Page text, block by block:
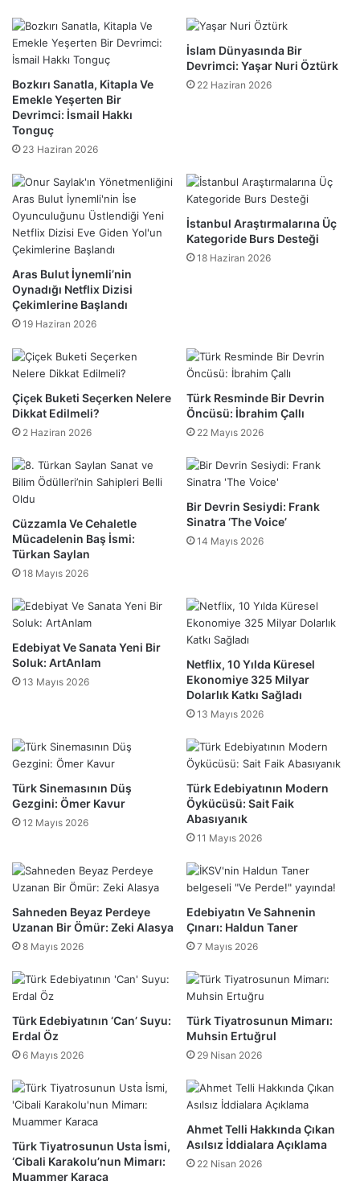
​Bozkırı Sanatla, Kitapla Ve
Emekle Yeşerten Bir
Devrimci: İsmail Hakkı
Tonguç
23 Haziran 2026
​İslam Dünyasında Bir
Devrimci: Yaşar Nuri Öztürk
22 Haziran 2026
Aras Bulut İynemli’nin
Oynadığı Netflix Dizisi
Çekimlerine Başlandı
19 Haziran 2026
İstanbul Araştırmalarına Üç
Kategoride Burs Desteği
18 Haziran 2026
Çiçek Buketi Seçerken Nelere
Dikkat Edilmeli?
2 Haziran 2026
Türk Resminde Bir Devrin
Öncüsü: İbrahim Çallı
22 Mayıs 2026
Cüzzamla Ve Cehaletle
Mücadelenin Baş İsmi:
Türkan Saylan
18 Mayıs 2026
Bir Devrin Sesiydi: Frank
Sinatra ‘The Voice’
14 Mayıs 2026
Edebiyat Ve Sanata Yeni Bir
Soluk: ArtAnlam
13 Mayıs 2026
Netflix, 10 Yılda Küresel
Ekonomiye 325 Milyar
Dolarlık Katkı Sağladı
13 Mayıs 2026
Türk Sinemasının Düş
Gezgini: Ömer Kavur
12 Mayıs 2026
Türk Edebiyatının Modern
Öykücüsü: Sait Faik
Abasıyanık
11 Mayıs 2026
Sahneden Beyaz Perdeye
Uzanan Bir Ömür: Zeki Alasya
8 Mayıs 2026
Edebiyatın Ve Sahnenin
Çınarı: Haldun Taner
7 Mayıs 2026
Türk Edebiyatının ‘Can’ Suyu:
Erdal Öz
6 Mayıs 2026
Türk Tiyatrosunun Mimarı:
Muhsin Ertuğrul
29 Nisan 2026
Türk Tiyatrosunun Usta İsmi,
‘Cibali Karakolu’nun Mimarı:
Muammer Karaca
Ahmet Telli Hakkında Çıkan
Asılsız İddialara Açıklama
22 Nisan 2026